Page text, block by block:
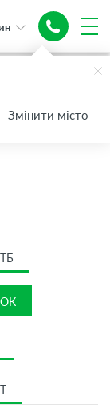
Змінити місто